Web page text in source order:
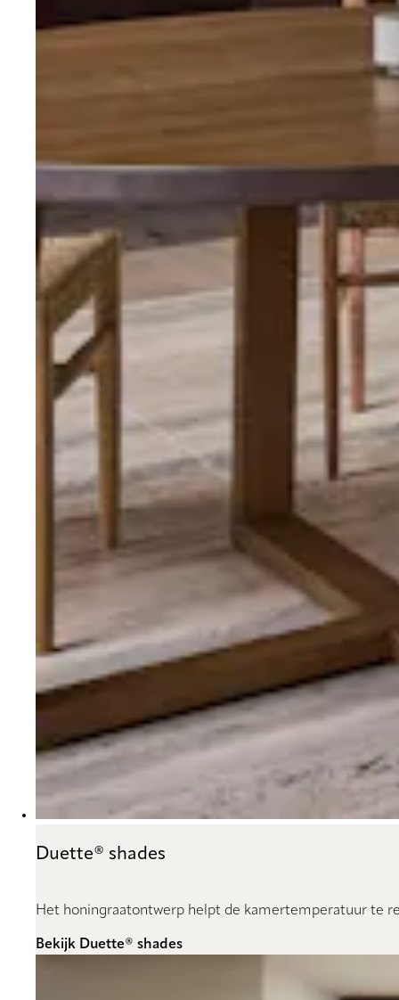
Duette® shades
Het honingraatontwerp helpt de kamertemperatuur te
Bekijk Duette® shades